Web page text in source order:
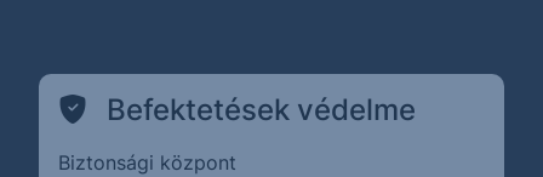
Befektetések védelme
Biztonsági központ